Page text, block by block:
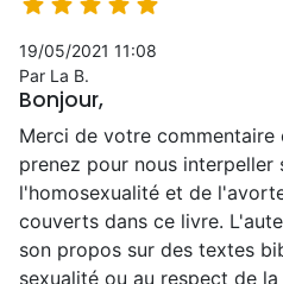
19/05/2021 11:08
Par La B.
Bonjour,
Merci de votre
prenez pour nous interpeller
l'homosexualité et de
couverts dans ce livre.
son propos sur des textes
sexualité ou au respect de